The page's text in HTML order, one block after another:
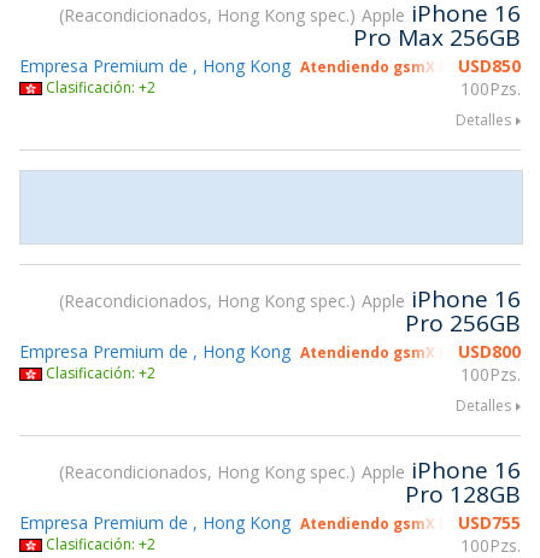
Reacondicionados, Hong Kong spec. Apple iPhone 16
Pro Max 256GB
USD850
100Pzs.
Empresa Premium de , Hong Kong Atendiendo gsmX Hong Kong
Clasificación: +2
Detalles
Reacondicionados, Hong Kong spec. Apple iPhone 16
Pro 256GB
USD800
100Pzs.
Empresa Premium de , Hong Kong Atendiendo gsmX Hong Kong
Clasificación: +2
Detalles
Reacondicionados, Hong Kong spec. Apple iPhone 16
Pro 128GB
USD755
100Pzs.
Empresa Premium de , Hong Kong Atendiendo gsmX Hong Kong
Clasificación: +2